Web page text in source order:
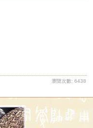
瀏覽次數: 6438